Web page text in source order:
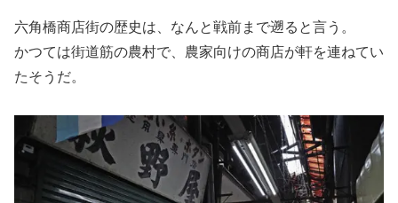
六角橋商店街の歴史は、なんと戦前まで遡ると言う。
かつては街道筋の農村で、農家向けの商店が軒を連ねてい
たそうだ。